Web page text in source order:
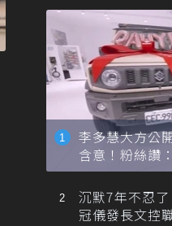
李多慧大方公
含意！粉絲讚
忙找車
沉默7年不忍
冠儀發長文控